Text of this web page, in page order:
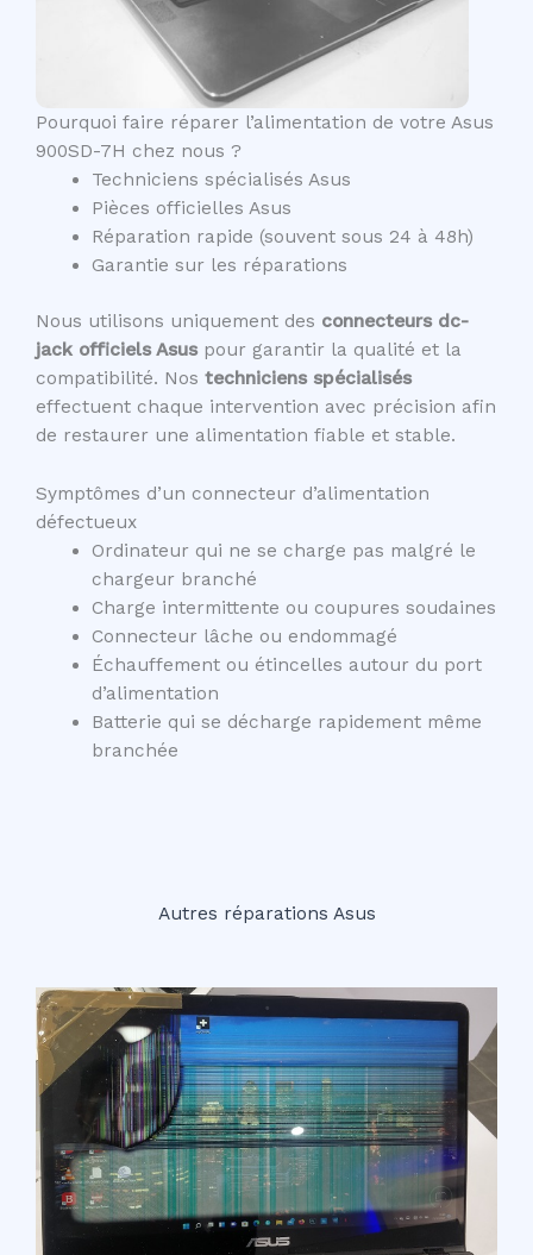
Pourquoi faire réparer l’alimentation de votre Asus
900SD-7H chez nous ?
Techniciens spécialisés Asus
Pièces officielles Asus
Réparation rapide (souvent sous 24 à 48h)
Garantie sur les réparations
Nous utilisons uniquement des connecteurs dc-
jack officiels Asuspour garantir la qualité et la
compatibilité. Nos techniciens spécialisés
effectuent chaque intervention avec précision afin
de restaurer une alimentation fiable et stable.
Symptômes d’un connecteur d’alimentation
défectueux
Ordinateur qui ne se charge pas malgré le
chargeur branché
Charge intermittente ou coupures soudaines
Connecteur lâche ou endommagé
Échauffement ou étincelles autour du port
d’alimentation
Batterie qui se décharge rapidement même
branchée
Autres réparations Asus